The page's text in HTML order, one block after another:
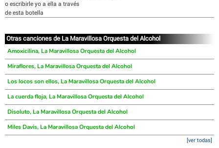
o escribirle yo a ella a través
de esta botella
Otras canciones de La Maravillosa Orquesta del Alcohol
Amoxicilina, La Maravillosa Orquesta del Alcohol
Miraflores, La Maravillosa Orquesta del Alcohol
Los locos son ellos, La Maravillosa Orquesta del Alcohol
La cuerda floja, La Maravillosa Orquesta del Alcohol
Disoluto, La Maravillosa Orquesta del Alcohol
Miles Davis, La Maravillosa Orquesta del Alcohol
[ver todas]